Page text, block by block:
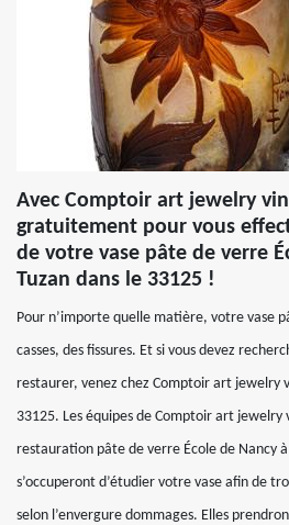
Avec Comptoir art jewelry
gratuitement pour vous
de votre vase pâte de verre
Tuzan dans le 33125 !
Pour n’importe quelle matière, votre vase
casses, des fissures. Et si vous devez
restaurer, venez chez Comptoir art jewelry
33125. Les équipes de Comptoir art
restauration pâte de verre École de Nancy à
s’occuperont d’étudier votre vase afin de
selon l’envergure dommages. Elles